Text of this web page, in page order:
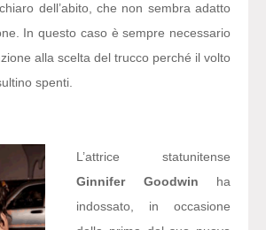
dell’abito, che non sembra adatto
In questo caso è sempre necessario
alla scelta del trucco perché il volto
spenti.
L’attrice statunitense
Ginnifer Goodwin ha
indossato, in occasione